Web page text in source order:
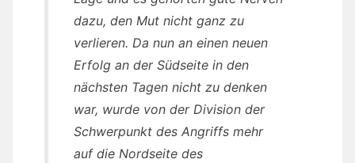
dazu, den Mut nicht ganz zu
verlieren. Da nun an einen neuen
Erfolg an der Südseite in den
nächsten Tagen nicht zu denken
war, wurde von der Division der
Schwerpunkt des Angriffs mehr
auf die Nordseite des